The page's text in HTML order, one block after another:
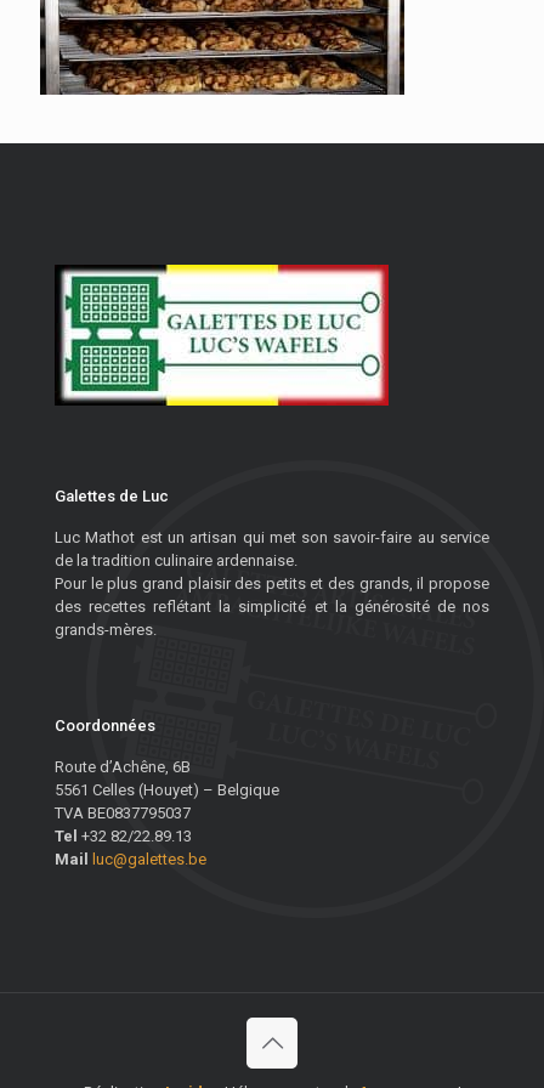
Galettes de Luc
Luc Mathot est un artisan qui met son savoir-faire au service
de la tradition culinaire ardennaise.
Pour le plus grand plaisir des petits et des grands, il propose
des recettes reflétant la simplicité et la générosité de nos
grands-mères.
Coordonnées
Route d’Achêne, 6B
5561 Celles (Houyet) – Belgique
TVA BE0837795037
Tel +32 82/22.89.13
Mail
luc@galettes.be